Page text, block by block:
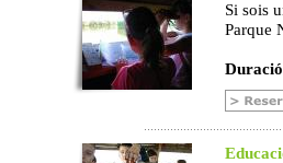
Si sois
Parque